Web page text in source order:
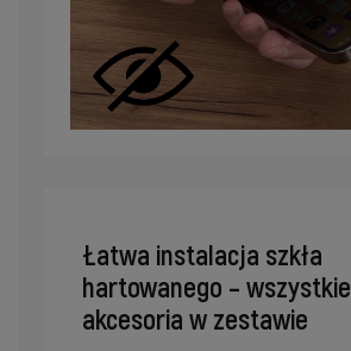
Łatwa instalacja szkła
hartowanego – wszystkie
akcesoria w zestawie